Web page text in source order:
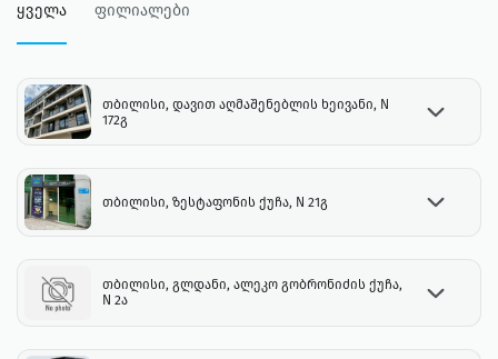
ყველა ფილიალები
თბილისი, დავით აღმაშენებლის ხეივანი, N
172გ
თბილისი, ზესტაფონის ქუჩა, N 21გ
თბილისი, გლდანი, ალეკო გობრონიძის ქუჩა,
N 2ა